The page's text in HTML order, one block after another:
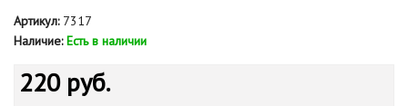
Артикул:7317
Наличие: Есть в наличии
220 руб.